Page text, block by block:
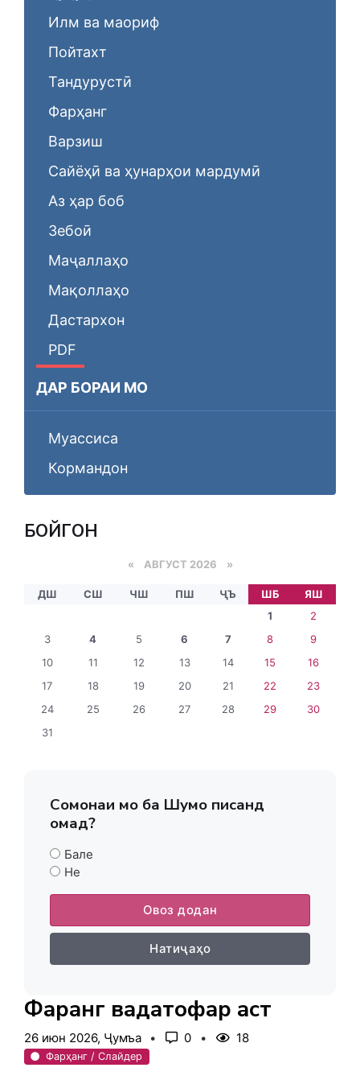
Илм ва маориф
Пойтахт
Тандурустӣ
Фарҳанг
Варзиш
Сайёҳӣ ва ҳунарҳои мардумӣ
Аз ҳар боб
Зебоӣ
Маҷаллаҳо
Мақоллаҳо
Дастархон
PDF
ДАР БОРАИ МО
Муассиса
Кормандон
БОЙГОНӢ
« АВГУСТ 2026 »
ДШ СШ ЧШ ПШ ҶЪ ШБ
ЯШ
1
2
3
4 5 6 7 8
9
10
11 12 13 14 15
16
17
18 19 20 21 22
23
24
25 26 27 28 29
30
31
Сомонаи мо ба Шумо писанд
омад?
Бале
Не
Овоз додан
Натиҷаҳо
Фарҳанг ваҳдатофар аст
26 июн 2026, Ҷумъа 0 18
Фарҳанг / Слайдер